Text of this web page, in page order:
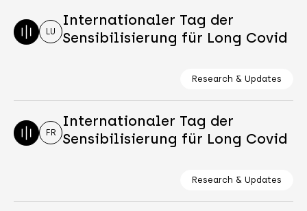
LU
Internationaler Tag der
Sensibilisierung für Long Covid
Research & Updates
FR
Internationaler Tag der
Sensibilisierung für Long Covid
Research & Updates